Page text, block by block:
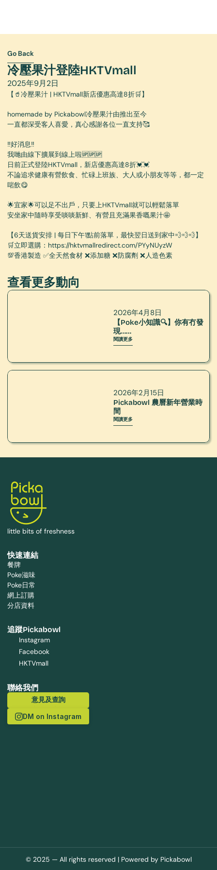
冷壓果汁登陸HKTVmall
2025年9月2日
Go Back
Go Back
【🥤冷壓果汁 | HKTVmall新店優惠高達8折🛒】
homemade by Pickabowl冷壓果汁由推出至今
一直都深受客人喜愛，真心感謝各位一直支持🥰
‼️好消息‼️
我哋由線下擴展到線上啦🆙🆙🆙
日前正式登陸HKTVmall，新店優惠高達8折💓💓
不論追求健康有營飲食、忙碌上班族、大人或小朋友等等，都一定
啱飲😋
🌟宜家🌟可以足不出戶，只要上HKTVmall就可以輕鬆落單
安坐家中隨時享受啖啖新鮮、有營且充滿果香嘅果汁🤩
【6天送貨安排 | 每日下午1點前落單，最快翌日送到家中💨💨💨】
🛒立即選購： https://hktvmallredirect.com/PYyNUyzW
💯香港製造 ✅全天然食材 ❌添加糖 ❌防腐劑 ❌人造色素
查看更多動向
2026年4月8日
【Poke小知識🔍】你有冇發
現……
閱讀更多
2026年2月15日
Pickabowl 農曆新年營業時
間
閱讀更多
little bits of freshness
快速連結
餐牌
Poke滋味
Poke日常
網上訂購
分店資料
追蹤Pickabowl
Instagram
Facebook
HKTVmall
聯絡我們
意見及查詢
DM on Instagram
© 2025 — All rights reserved | Powered by Pickabowl